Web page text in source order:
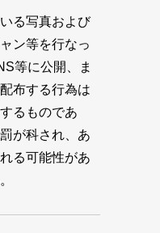
る写真および
ン等を行なっ
等に公開、ま
布する行為は
るものであ
が科され、あ
る可能性があ